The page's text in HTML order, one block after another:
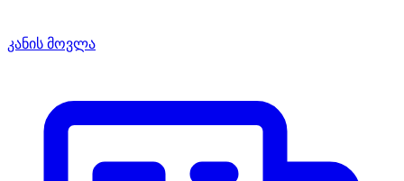
კანის მოვლა